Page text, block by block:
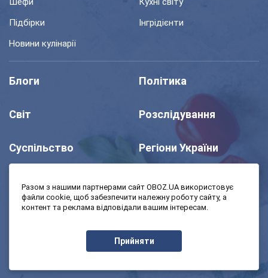
Підбірки
Інгрідієнти
Новини кулінарії
Блоги Політика
Світ Розслідування
Суспільство Регіони України
Моя школа Авто
Економіка
Разом з нашими партнерами сайт OBOZ.UA використовує
файли cookie, щоб забезпечити належну роботу сайту, а
контент та реклама відповідали вашим інтересам.
Прийняти